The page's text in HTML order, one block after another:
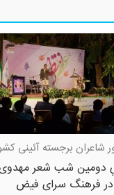
شاعران برجسته آئینی
دومین شب شعر
در فرهنگ سرای فیض